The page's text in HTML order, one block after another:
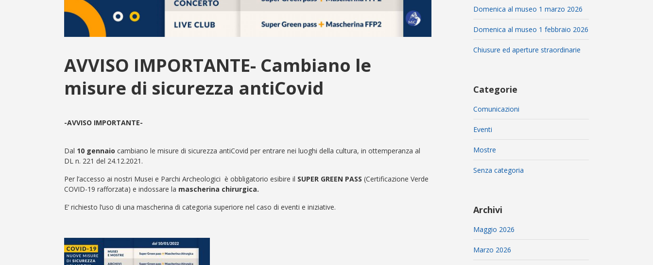
AVVISO IMPORTANTE- Cambiano le
misure di sicurezza antiCovid
-AVVISO IMPORTANTE-
Dal 10 gennaio cambiano le misure di sicurezza antiCovid per entrare nei luoghi della cultura, in ottemperanza al
DL n. 221 del 24.12.2021.
Per l’accesso ai nostri Musei e Parchi Archeologici è obbligatorio esibire il SUPER GREEN PASS (Certificazione Verde
COVID-19 rafforzata) e indossare la mascherina chirurgica.
E’ richiesto l’uso di una mascherina di categoria superiore nel caso di eventi e iniziative.
Domenica al museo 1 marzo 2026
Domenica al museo 1 febbraio 2026
Chiusure ed aperture straordinarie
Categorie
Comunicazioni
Eventi
Mostre
Senza categoria
Archivi
Maggio 2026
Marzo 2026